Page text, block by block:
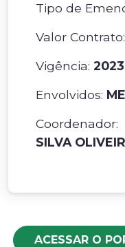
Tipo de
Valor Contrato:
Vigência:
Envolvidos:
Coordenador:
SILVA
ACESSAR O